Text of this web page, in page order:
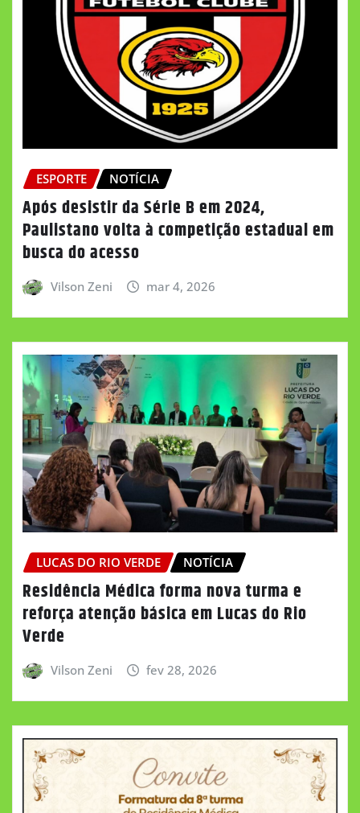
ESPORTE NOTÍCIA
Após desistir da Série B em 2024,
Paulistano volta à competição estadual em
busca do acesso
Vilson Zeni mar 4, 2026
LUCAS DO RIO VERDE NOTÍCIA
Residência Médica forma nova turma e
reforça atenção básica em Lucas do Rio
Verde
Vilson Zeni fev 28, 2026